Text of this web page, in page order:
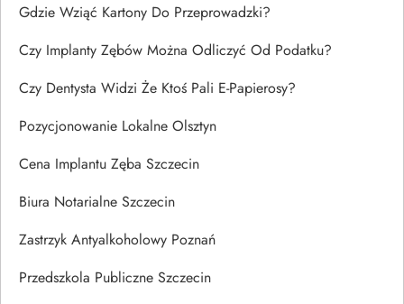
Gdzie Wziąć Kartony Do Przeprowadzki?
Czy Implanty Zębów Można Odliczyć Od Podatku?
Czy Dentysta Widzi Że Ktoś Pali E-Papierosy?
Pozycjonowanie Lokalne Olsztyn
Cena Implantu Zęba Szczecin
Biura Notarialne Szczecin
Zastrzyk Antyalkoholowy Poznań
Przedszkola Publiczne Szczecin